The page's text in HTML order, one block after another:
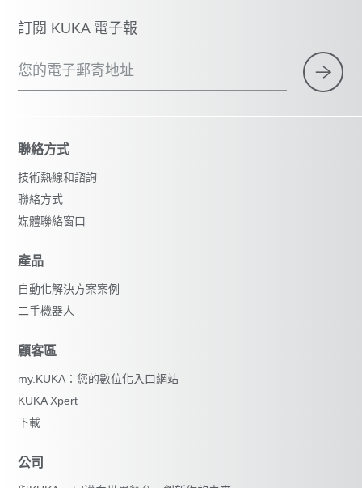
×
重設篩選器
訂閱 KUKA 電子報
您的電子郵寄地址
聯絡方式
技術熱線和諮詢
聯絡方式
媒體聯絡窗口
產品
自動化解決方案案例
二手機器人
顧客區
my.KUKA：您的數位化入口網站
KUKA Xpert
下載
公司